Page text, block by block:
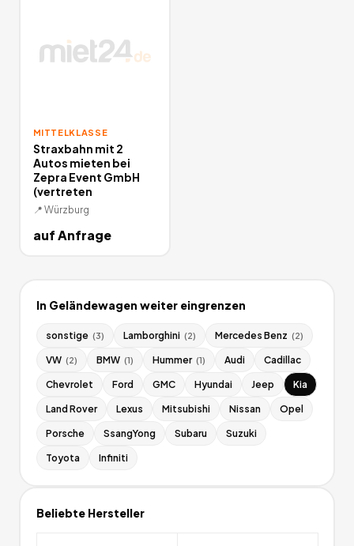
MITTELKLASSE
Straxbahn mit 2
Autos mieten bei
Zepra Event GmbH
(vertreten
📍 Würzburg
auf Anfrage
In Geländewagen weiter eingrenzen
sonstige (3) Lamborghini (2) Mercedes Benz (2)
VW (2) BMW (1) Hummer (1) Audi Cadillac
Chevrolet Ford GMC Hyundai Jeep Kia
Land Rover Lexus Mitsubishi Nissan Opel
Porsche SsangYong Subaru Suzuki
Toyota Infiniti
Beliebte Hersteller